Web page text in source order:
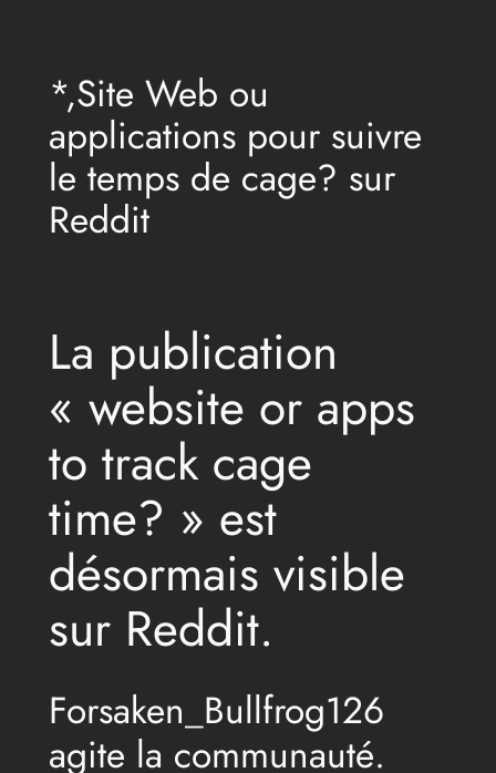
contenu*,Site Web ou
applications pour suivre
le temps de cage? sur
Reddit
La publication
« website or apps
to track cage
time? » est
désormais visible
sur Reddit.
Forsaken_Bullfrog126
agite la communauté.